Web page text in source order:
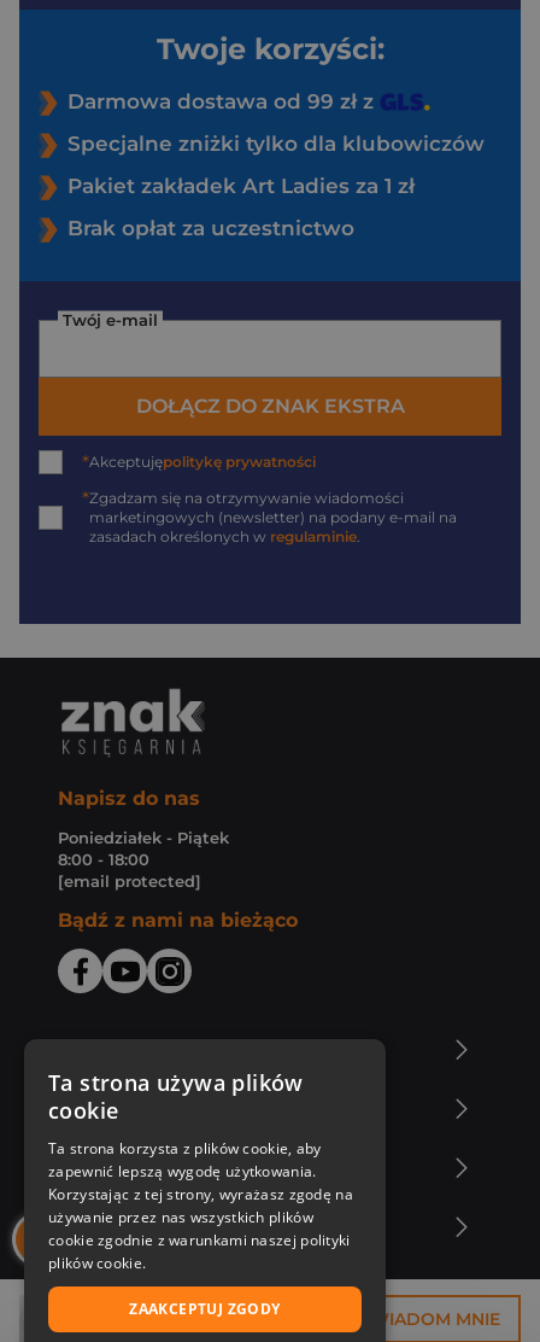
36,75 zł POWIADOM MNIE
Twoje korzyści:
Darmowa dostawa od 99 zł z
Specjalne zniżki tylko dla klubowiczów
Pakiet zakładek Art Ladies za 1 zł
Brak opłat za uczestnictwo
Twój e-mail
DOŁĄCZ DO ZNAK EKSTRA
*Akceptujępolitykę prywatności
*Zgadzam się na otrzymywanie wiadomości
marketingowych (newsletter) na podany e-mail na
zasadach określonych w regulaminie
Napisz do nas
Poniedziałek - Piątek
8:00 - 18:00
[email protected]
Bądź z nami na bieżąco
Zakupy u nas
Nasza oferta
Nasi autorzy
Ta strona używa plików
cookie
Ta strona korzysta z plików cookie, aby
zapewnić lepszą wygodę użytkowania.
Korzystając z tej strony, wyrażasz zgodę na
używanie przez nas wszystkich plików
cookie zgodnie z warunkami naszej polityki
plików cookie.
ZAAKCEPTUJ ZGODY